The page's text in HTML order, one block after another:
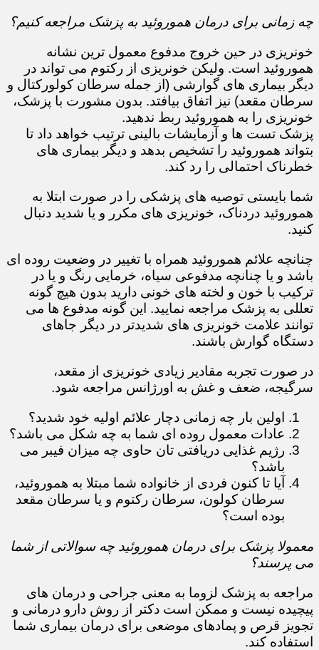
چه زمانی برای درمان هموروئید به پزشک مراجعه کنیم؟
خونریزی در حین خروج مدفوع معمول ترین نشانه
هموروئید است. ولیکن خونریزی از رکتوم می تواند در
دیگر بیماری های گوارشی (از جمله سرطان کولورکتال و
سرطان مقعد) نیز اتفاق بیافتد. بدون مشورت با پزشک،
خونریزی را به هموروئید ربط ندهید.
پزشک تست ها و آزمایشات بالینی ترتیب خواهد داد تا
بتواند هموروئید را تشخیص بدهد و دیگر بیماری های
خطرناک احتمالی را رد کند.
شما بایستی توصیه های پزشکی را در صورت ابتلا به
هموروئید دردناک، خونریزی های مکرر و یا شدید دنبال
کنید.
چنانچه علائم هموروئید همراه با تغییر در وضعیت روده ای
باشد و یا چنانچه مدفوعی سیاه، خرمایی رنگ و یا در
ترکیب با خون و لخته های خونی دارید بدون هیچ گونه
تعللی به پزشک مراجعه نمایید. این گونه مدفوع ها می
توانند علامت خونریزی های شدیدتر در دیگر جاهای
دستگاه گوارش باشند.
در صورت تجربه مقادیر زیادی خونریزی از مقعد،
سرگیجه، ضعف و غش به اورژانس مراجعه شود.
​​​​​​​​​​​​​​اولین بار چه زمانی دچار علائم اولیه خود شدید؟
عادات معمول روده ای شما به چه شکل می باشد؟
رژیم غذایی دریافتی تان حاوی چه میزان فیبر می
باشد؟
آیا تا کنون فردی از خانواده شما مبتلا به هموروئید،
سرطان کولون، سرطان رکتوم و یا سرطان مقعد
بوده است؟​​​​​​​
معمولا پزشک برای درمان هموروئید چه سوالاتی از شما
می پرسند؟
مراجعه به پزشک لزوما به معنی جراحی و درمان های
پیچیده نیست و ممکن است دکتر از روش دارو درمانی و
تجویز قرص و پمادهای موضعی برای درمان بیماری شما
استفاده کند.​​​​​​​